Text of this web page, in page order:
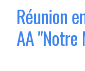
Réunion
AA